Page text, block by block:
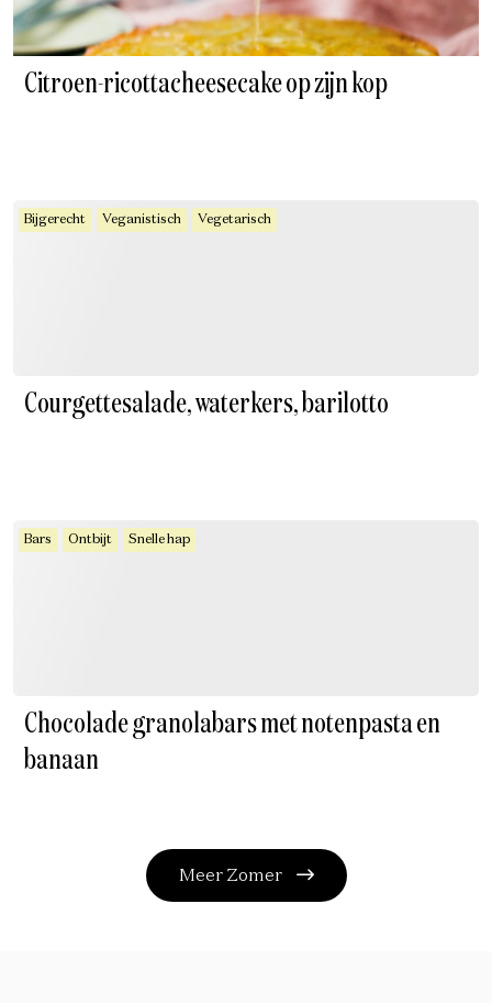
Citroen-ricottacheesecake op zijn kop
Bijgerecht Veganistisch Vegetarisch
Courgettesalade, waterkers, barilotto
Bars Ontbijt Snelle hap
Chocolade granolabars met notenpasta en
banaan
Meer Zomer